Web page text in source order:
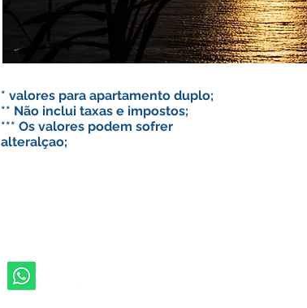
* valores para apartamento duplo;
** Não inclui taxas e impostos;
*** Os valores podem sofrer
alteralçao;